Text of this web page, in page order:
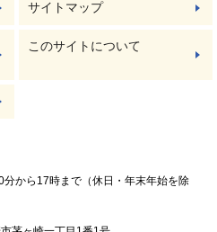
サイトマップ
このサイトについて
から17時まで（休日・年末年始を除